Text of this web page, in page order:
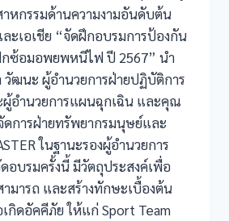
หกรรมด้านความงามอันดับต้น
ะเอเชีย “จัดฝึกอบรมการป้องกัน
ซ้อมอพยพหนีไฟ ปี 2567” นำ
ฒนะ ผู้อำนวยการฝ่ายปฏิบัติการ
ผู้อำนวยการแผนฉุกเฉิน และคุณ
การฝ่ายทรัพยากรมนุษย์และ
ในฐานะรองผู้อำนวยการ
อบรมครั้งนี้ มีวัตถุประสงค์เพื่อ
ามารถ และสร้างทักษะเบื้องต้น
กิดอัคคีภัย ให้แก่ Sport Team